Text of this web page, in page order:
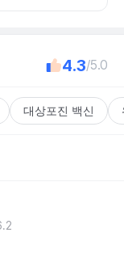
4.3/5.0
대상포진 백신